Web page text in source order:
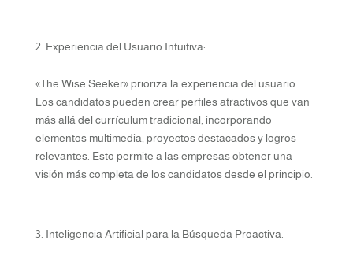
Experiencia del Usuario Intuitiva:
«The Wise Seeker» prioriza la experiencia del usuario.
Los candidatos pueden crear perfiles atractivos que van
más allá del currículum tradicional, incorporando
elementos multimedia, proyectos destacados y logros
relevantes. Esto permite a las empresas obtener una
visión más completa de los candidatos desde el principio.
Inteligencia Artificial para la Búsqueda Proactiva: